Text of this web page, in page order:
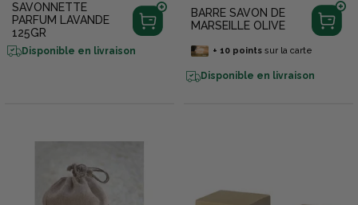
SAVONNETTE
PARFUM LAVANDE
125GR
Disponible en livraison
BARRE SAVON DE
MARSEILLE OLIVE
+ 10pointssur la carte
Disponible en livraison